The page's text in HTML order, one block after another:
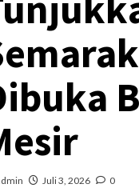
Juli 3, 2026 0